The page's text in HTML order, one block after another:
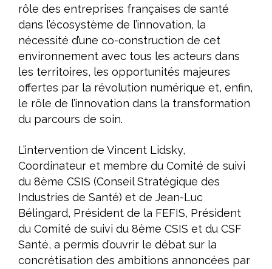
rôle des entreprises françaises de santé
dans l’écosystème de l’innovation, la
nécessité d’une co-construction de cet
environnement avec tous les acteurs dans
les territoires, les opportunités majeures
offertes par la révolution numérique et, enfin,
le rôle de l’innovation dans la transformation
du parcours de soin.
L’intervention de Vincent Lidsky,
Coordinateur et membre du Comité de suivi
du 8ème CSIS (Conseil Stratégique des
Industries de Santé) et de Jean-Luc
Bélingard, Président de la FEFIS, Président
du Comité de suivi du 8ème CSIS et du CSF
Santé, a permis d’ouvrir le débat sur la
concrétisation des ambitions annoncées par